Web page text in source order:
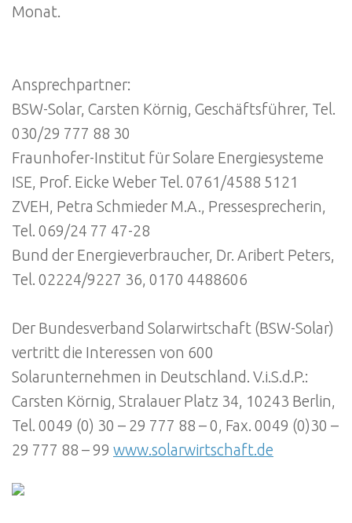
Monat.
Ansprechpartner:
BSW-Solar, Carsten Körnig, Geschäftsführer, Tel.
030/29 777 88 30
Fraunhofer-Institut für Solare Energiesysteme
ISE, Prof. Eicke Weber Tel. 0761/4588 5121
ZVEH, Petra Schmieder M.A., Pressesprecherin,
Tel. 069/24 77 47-28
Bund der Energieverbraucher, Dr. Aribert Peters,
Tel. 02224/9227 36, 0170 4488606
Der Bundesverband Solarwirtschaft (BSW-Solar)
vertritt die Interessen von 600
Solarunternehmen in Deutschland. V.i.S.d.P.:
Carsten Körnig, Stralauer Platz 34, 10243 Berlin,
Tel. 0049 (0) 30 – 29 777 88 – 0, Fax. 0049 (0)30 –
29 777 88 – 99 www.solarwirtschaft.de